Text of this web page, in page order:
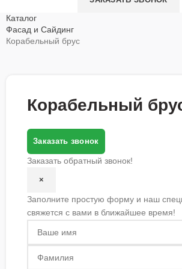
Каталог
Фасад и Сайдинг
Корабельный брус
Корабельный
Заказать звонок
Заказать обратный звонок!
×
Заполните простую форму и наш
свяжется с вами в ближайшее время!